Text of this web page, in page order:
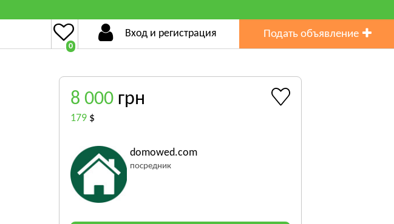
0
Вход и регистрация Подать объявление
8 000 грн
179 $
domowed.com
посредник